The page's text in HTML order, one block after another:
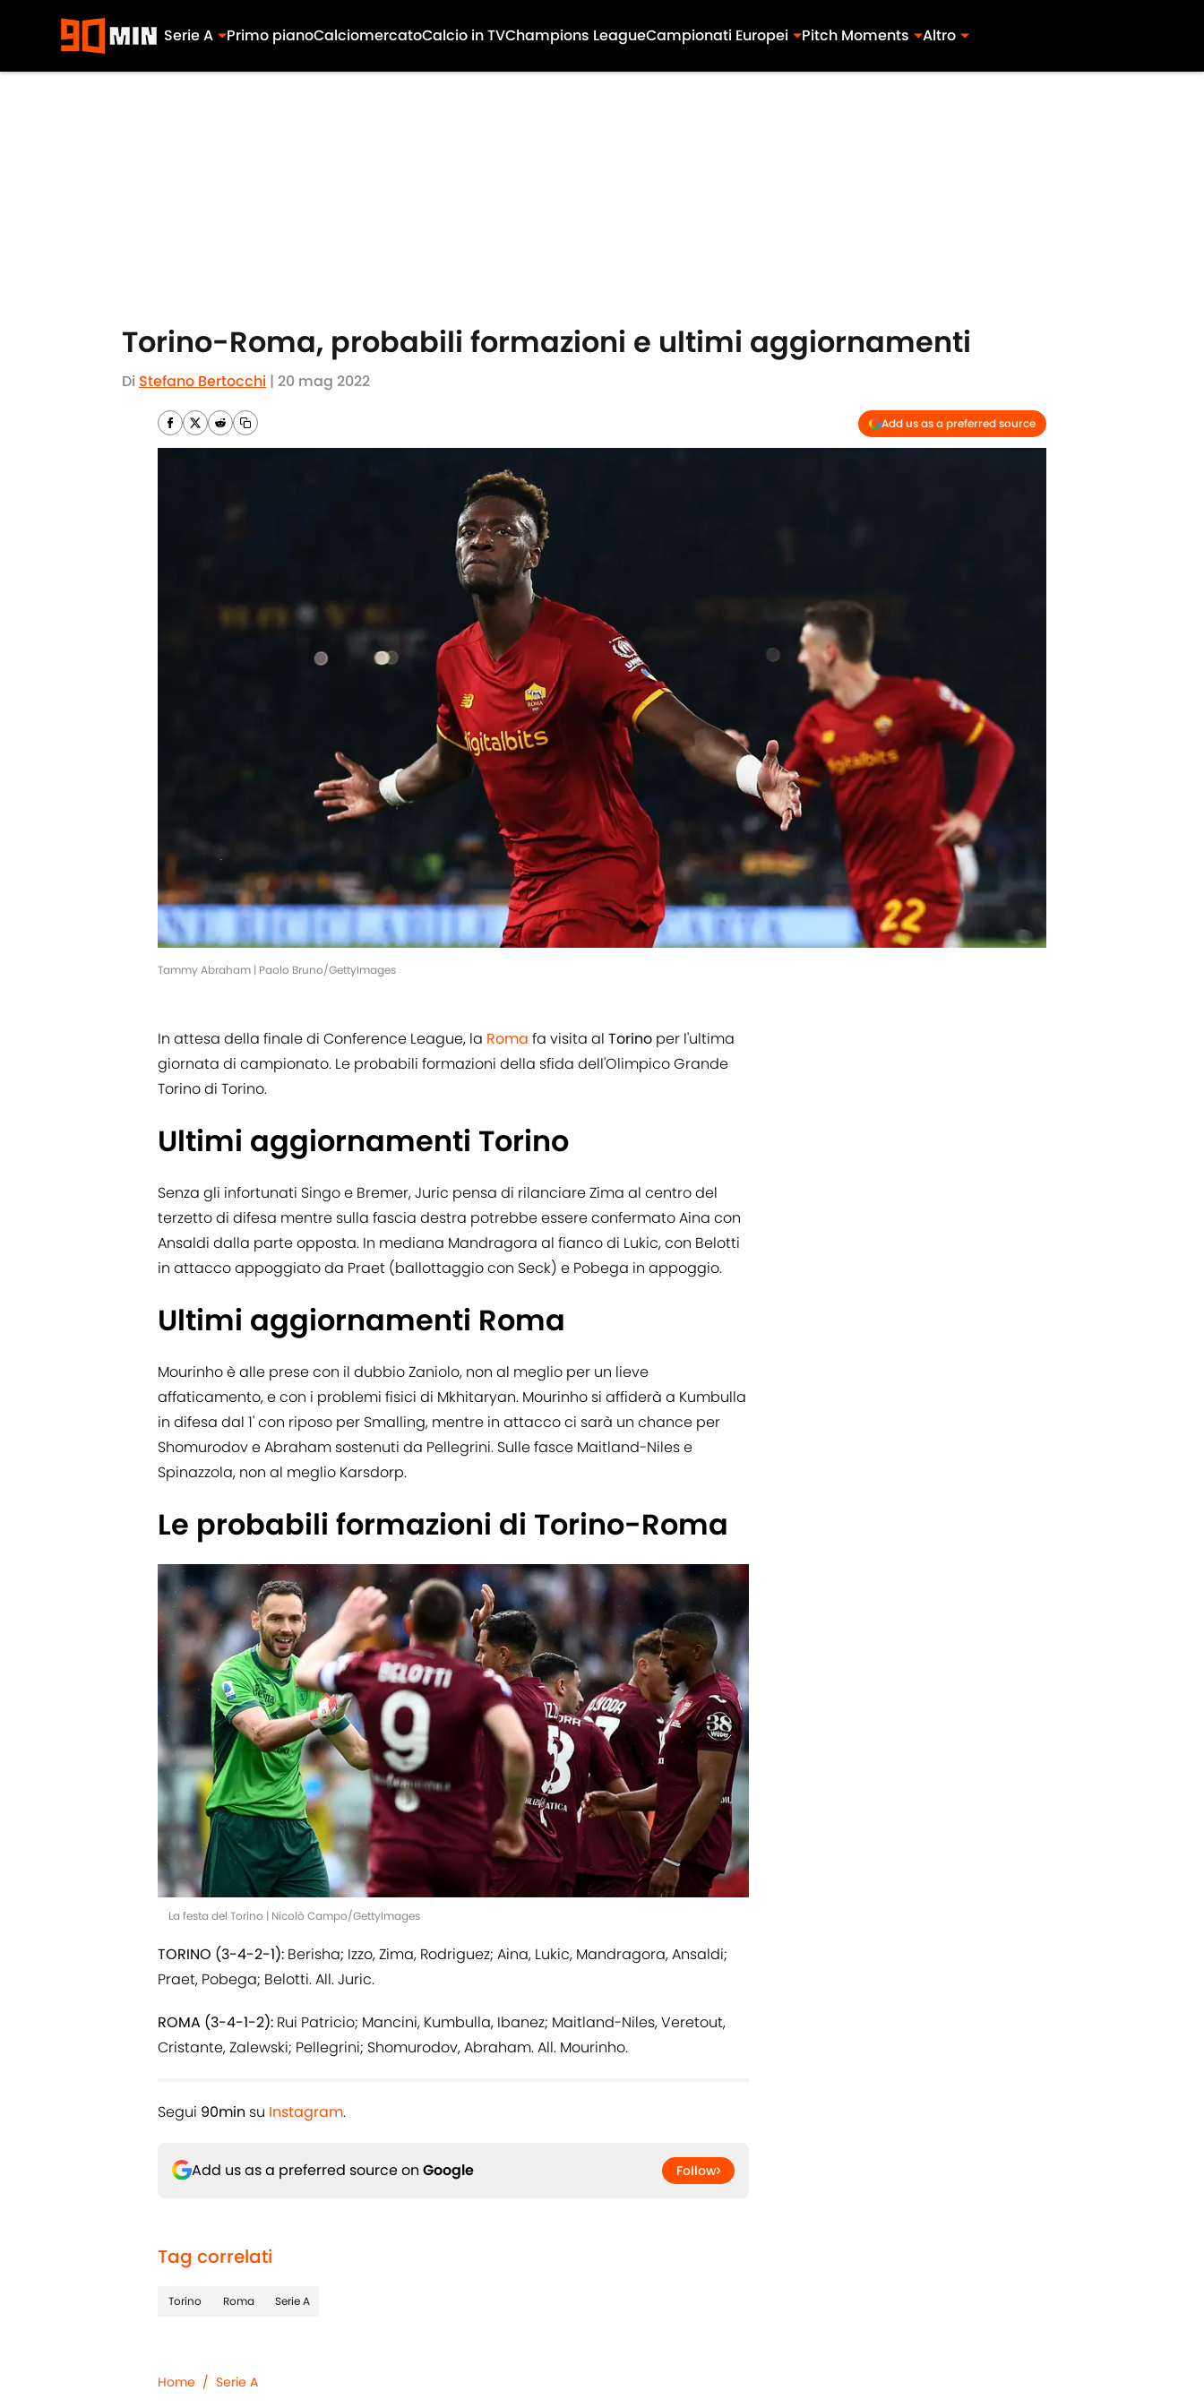
Serie A Primo pianoCalciomercatoCalcio in TVChampions LeagueCampionati Europei Pitch Moments Altro
Torino-Roma, probabili formazioni e ultimi aggiornamenti
Di Stefano Bertocchi | 20 mag 2022
Add us as a preferred source
Tammy Abraham | Paolo Bruno/GettyImages
In attesa della finale di Conference League, la Roma fa visita al Torino per l'ultima
giornata di campionato. Le probabili formazioni della sfida dell'Olimpico Grande
Torino di Torino.
Ultimi aggiornamenti Torino
Senza gli infortunati Singo e Bremer, Juric pensa di rilanciare Zima al centro del
terzetto di difesa mentre sulla fascia destra potrebbe essere confermato Aina con
Ansaldi dalla parte opposta. In mediana Mandragora al fianco di Lukic, con Belotti
in attacco appoggiato da Praet (ballottaggio con Seck) e Pobega in appoggio.
Ultimi aggiornamenti Roma
Mourinho è alle prese con il dubbio Zaniolo, non al meglio per un lieve
affaticamento, e con i problemi fisici di Mkhitaryan. Mourinho si affiderà a Kumbulla
in difesa dal 1' con riposo per Smalling, mentre in attacco ci sarà un chance per
Shomurodov e Abraham sostenuti da Pellegrini. Sulle fasce Maitland-Niles e
Spinazzola, non al meglio Karsdorp.
Le probabili formazioni di Torino-Roma
La festa del Torino | Nicolò Campo/GettyImages
TORINO (3-4-2-1): Berisha; Izzo, Zima, Rodriguez; Aina, Lukic, Mandragora, Ansaldi;
Praet, Pobega; Belotti. All. Juric.
ROMA (3-4-1-2): Rui Patricio; Mancini, Kumbulla, Ibanez; Maitland-Niles, Veretout,
Cristante, Zalewski; Pellegrini; Shomurodov, Abraham. All. Mourinho.
Segui 90min su Instagram.
Add us as a preferred source on Google Follow
Tag correlati
Torino Roma Serie A
Home / Serie A